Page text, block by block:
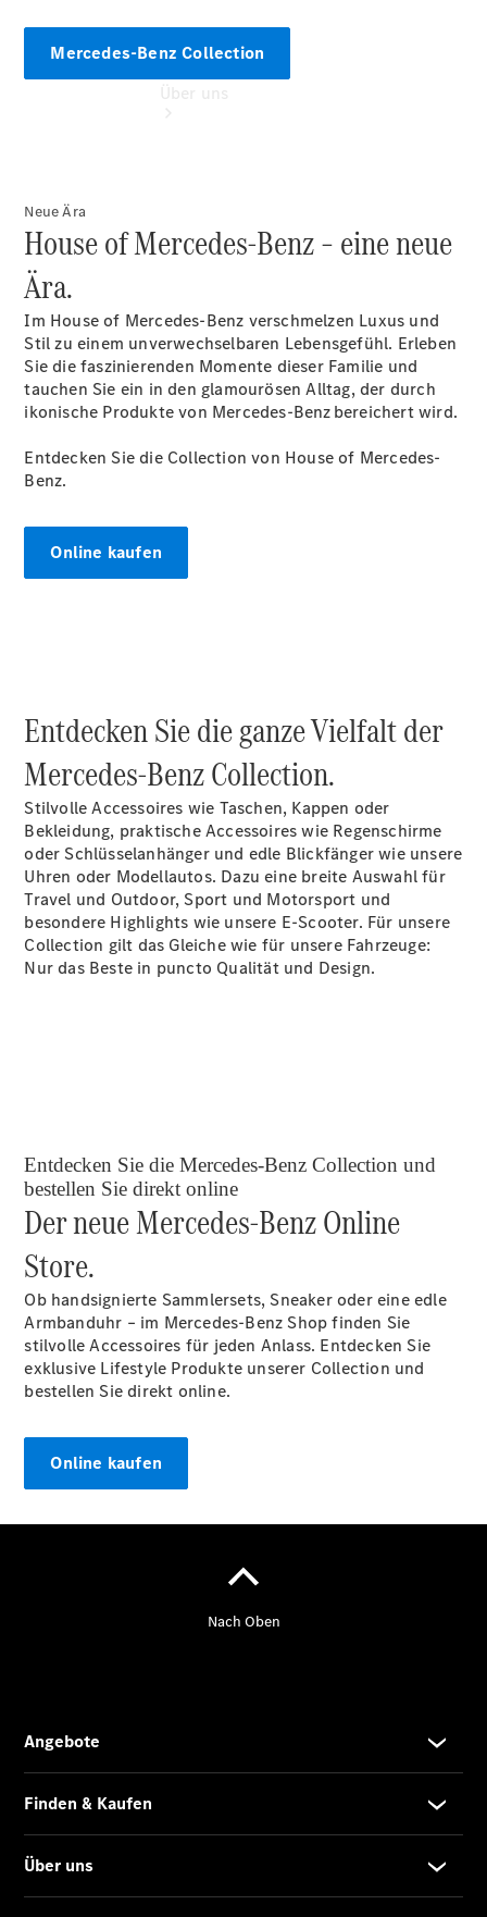
Ansprechpartner
Mercedes-Benz Collection
Neue Ära
House of Mercedes‑Benz – eine neue
Ära.
Im House of Mercedes-Benz verschmelzen Luxus und
Stil zu einem unverwechselbaren Lebensgefühl. Erleben
Sie die faszinierenden Momente dieser Familie und
tauchen Sie ein in den glamourösen Alltag, der durch
ikonische Produkte von Mercedes-Benz bereichert wird.
Entdecken Sie die Collection von House of Mercedes-
Benz.
Online kaufen
Entdecken Sie die ganze Vielfalt der
Mercedes-Benz Collection.
Stilvolle Accessoires wie Taschen, Kappen oder
Bekleidung, praktische Accessoires wie Regenschirme
oder Schlüsselanhänger und edle Blickfänger wie unsere
Uhren oder Modellautos. Dazu eine breite Auswahl für
Travel und Outdoor, Sport und Motorsport und
besondere Highlights wie unsere E-Scooter. Für unsere
Collection gilt das Gleiche wie für unsere Fahrzeuge:
Nur das Beste in puncto Qualität und Design.
Entdecken Sie die Mercedes-Benz Collection und
bestellen Sie direkt online
Der neue Mercedes-Benz Online
Store.
Ob handsignierte Sammlersets, Sneaker oder eine edle
Armbanduhr – im Mercedes-Benz Shop finden Sie
stilvolle Accessoires für jeden Anlass. Entdecken Sie
exklusive Lifestyle Produkte unserer Collection und
bestellen Sie direkt online.
Online kaufen